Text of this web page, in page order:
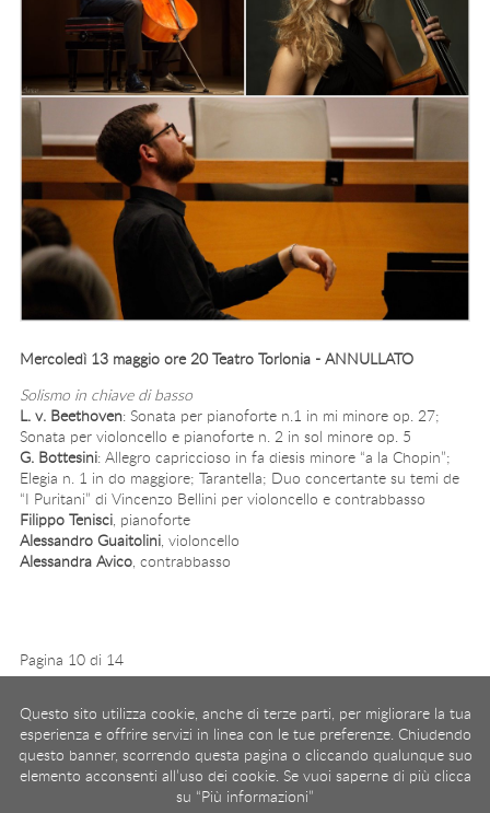
Mercoledì 13 maggio ore 20 Teatro Torlonia - ANNULLATO
Solismo in chiave di basso
L. v. Beethoven: Sonata per pianoforte n.1 in mi minore op. 27;
Sonata per violoncello e pianoforte n. 2 in sol minore op. 5
G. Bottesini: Allegro capriccioso in fa diesis minore “a la Chopin”;
Elegia n. 1 in do maggiore; Tarantella; Duo concertante su temi de
“I Puritani” di Vincenzo Bellini per violoncello e contrabbasso
Filippo Tenisci, pianoforte
Alessandro Guaitolini, violoncello
Alessandra Avico, contrabbasso
Pagina 10 di 14
Avanti
Fine
Associazione Roma Tre Orchestra- Via Ostiense 234, 00144 Roma
09222391006Codice fiscale
Questo sito utilizza cookie, anche di terze parti, per migliorare la tua
esperienza e offrire servizi in linea con le tue preferenze. Chiudendo
questo banner, scorrendo questa pagina o cliccando qualunque suo
elemento acconsenti all’uso dei cookie. Se vuoi saperne di più clicca
su “Più informazioni”